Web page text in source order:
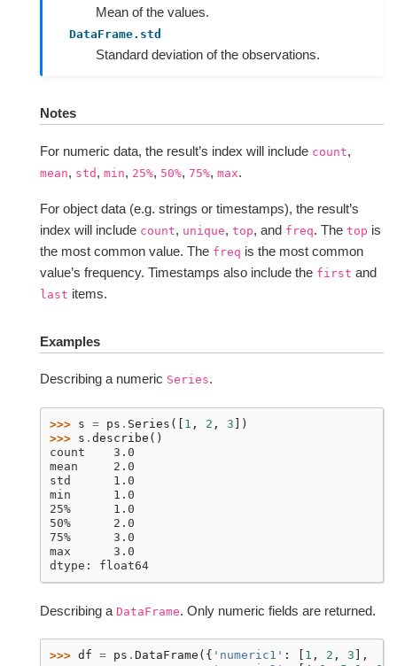
Mean of the values.
DataFrame.std
Standard deviation of the observations.
Notes
For numeric data, the result’s index will include count,
mean, std , min, 25%, 50%, 75%, max.
For object data (e.g. strings or timestamps), the result’s
index will include count, unique, top, and freq. The top is
the most common value. The freq is the most common
value’s frequency. Timestamps also include the first and
last items.
Examples
Describing a numeric Series.
>>> s = ps . Series ([ 1 , 2 , 3 ])
>>> s . describe ()
count    3.0
mean     2.0
std      1.0
min      1.0
25%      1.0
50%      2.0
75%      3.0
max      3.0
dtype: float64
Describing a DataFrame. Only numeric fields are returned.
>>> df = ps . DataFrame ({ 'numeric1' : 1 , 2 , 3 ],